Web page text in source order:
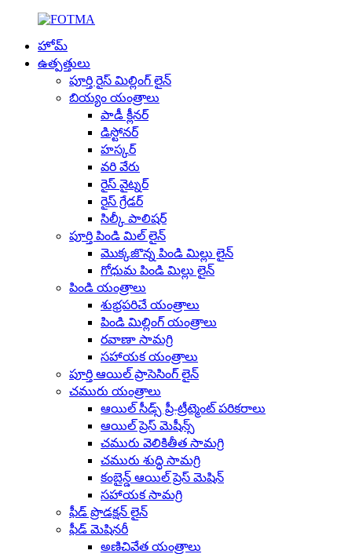
హోమ్
ఉత్పత్తులు
పూర్తి రైస్ మిల్లింగ్ లైన్
బియ్యం యంత్రాలు
పాడీ క్లీనర్
డిస్టోనర్
హస్కర్
వరి వేరు
రైస్ వైట్నర్
రైస్ గ్రేడర్
సిల్కీ పాలిషర్
పూర్తి పిండి మిల్ లైన్
మొక్కజొన్న పిండి మిల్లు లైన్
గోధుమ పిండి మిల్లు లైన్
పిండి యంత్రాలు
శుభ్రపరిచే యంత్రాలు
పిండి మిల్లింగ్ యంత్రాలు
రవాణా సామగ్రి
సహాయక యంత్రాలు
పూర్తి ఆయిల్ ప్రాసెసింగ్ లైన్
చమురు యంత్రాలు
ఆయిల్ సీడ్స్ ప్రీ-ట్రీట్మెంట్ పరికరాలు
ఆయిల్ ప్రెస్ మెషీన్స్
చమురు వెలికితీత సామగ్రి
చమురు శుద్ధి సామగ్రి
కంబైన్డ్ ఆయిల్ ప్రెస్ మెషిన్
సహాయక సామగ్రి
ఫీడ్ ప్రొడక్షన్ లైన్
ఫీడ్ మెషినరీ
అణిచివేత యంత్రాలు